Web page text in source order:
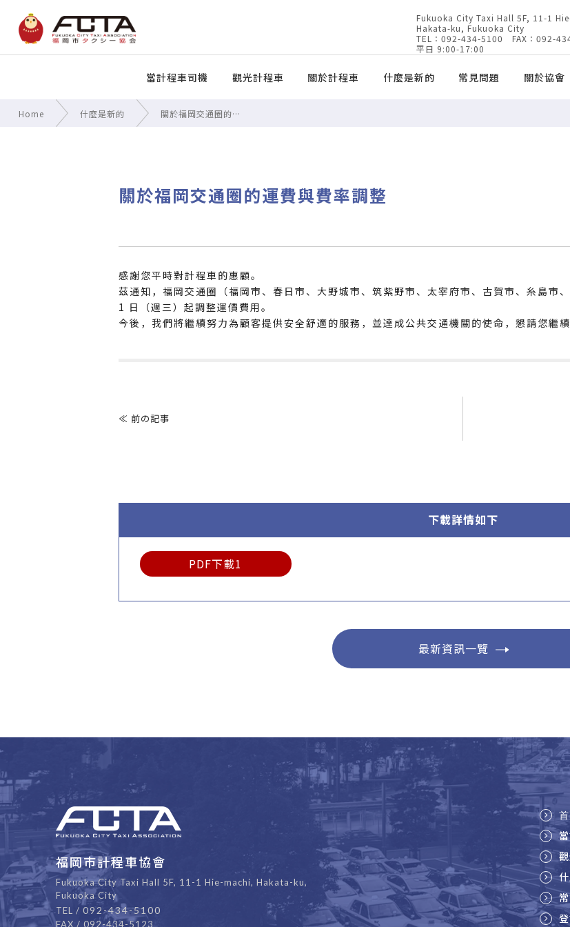
Fukuoka City Taxi Hall 5F, 11-1
Hakata-ku, Fukuoka City
TEL：092-434-5100 FAX：092-
平日 9:00-17:00
當計程車司機 觀光計程車 關於計程車 什麼是新的 常見問題 關於協會
Home 什麼是新的 關於福岡交通圈的…
關於福岡交通圈的運費與費率調整
感謝您平時對計程車的惠顧。
茲通知，福岡交通圈（福岡市、春日市、大野城市、筑紫野市、太宰府市、古賀市、糸島市
1 日（週三）起調整運價費用。
今後，我們將繼續努力為顧客提供安全舒適的服務，並達成公共交通機關的使命，懇請您繼續
導
≪ 前の記事
下載詳情如下
PDF下載1
最新資訊一覽
福岡市計程車協會
Fukuoka City Taxi Hall 5F, 11-1 Hie-machi, Hakata-ku,
Fukuoka City
TEL / 092-434-5100
FAX / 092-434-5123